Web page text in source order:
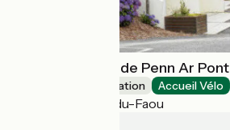
Village de gîtes de Penn Ar Pont
Group accommodation Accueil Vélo
Châteauneuf-du-Faou